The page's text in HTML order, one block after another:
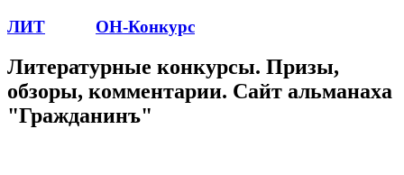
ЛИТ ОН-Конкурс
Литературные конкурсы. Призы,
обзоры, комментарии. Сайт альманаха
"Гражданинъ"